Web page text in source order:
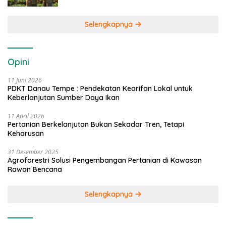
Selengkapnya
Opini
11 Juni 2026
PDKT Danau Tempe : Pendekatan Kearifan Lokal untuk
Keberlanjutan Sumber Daya Ikan
11 April 2026
Pertanian Berkelanjutan Bukan Sekadar Tren, Tetapi
Keharusan
31 Desember 2025
Agroforestri Solusi Pengembangan Pertanian di Kawasan
Rawan Bencana
Selengkapnya